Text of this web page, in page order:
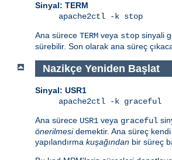
Sinyal: TERM
apache2ctl -k stop
Ana sürece TERM veya stop sinyali
sürebilir. Son olarak ana süreç
Nazikçe Yeniden Başlat
Sinyal: USR1
apache2ctl -k graceful
Ana sürece USR1 veya graceful
önerilmesidemektir. Ana süreç kendi
yapılandırma kuşağından bir süreç